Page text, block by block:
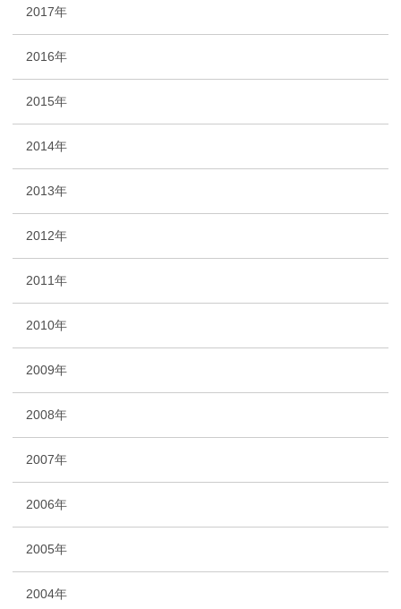
2017年
2016年
2015年
2014年
2013年
2012年
2011年
2010年
2009年
2008年
2007年
2006年
2005年
2004年